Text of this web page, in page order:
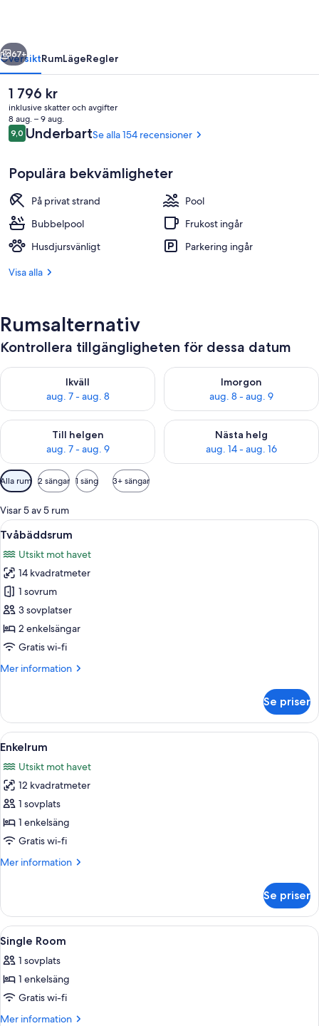
Exteriör
Nästa
67+
ÖversiktRumLägeRegler
Det
nuvarande
priset
är
1 796 kr
1 796 kr
inklusive skatter och avgifter
8 aug. – 9 aug.
Recensioner
9,09,0 av 10,
UnderbartSe alla 154 recensioner
Populära bekvämligheter
På privat strand
Pool
Bubbelpool
Frukost ingår
Husdjursvänligt
Parkering ingår
Visa alla
Rumsalternativ
Kontrollera tillgängligheten för dessa datum
Ikväll
aug. 7 - aug. 8
Kontrollera tillgängligheten för ikväll aug. 7 - aug. 8
Imorgon
aug. 8 - aug. 9
Kontrollera tillgängligheten
Till helgen
aug. 7 - aug. 9
Kontrollera tillgängligheten för den här helgen aug. 7 - aug. 9
Nästa helg
aug. 14 - aug. 16
Kontrollera tillgängligheten
Tillgängliga
filter
för
rum
Alla rum 2 sängar 1 säng 3+ sängar
Visar 5 av 5 rum
Öppna
alla
foton
för
Tvåbäddsrum
Ett hotellrum med två sängar, en
7
Tvåbäddsrum
Utsikt mot havet
14 kvadratmeter
1 sovrum
3 sovplatser
2 enkelsängar
Gratis wi-fi
Mer information
Mer
Se priser
Öppna
alla
foton
för
Enkelrum
Ett sovrum med en säng, en stol
5
Enkelrum
Utsikt mot havet
12 kvadratmeter
1 sovplats
1 enkelsäng
Gratis wi-fi
Mer information
Mer
Se priser
Öppna
alla
foton
för
Single
Room
Ett sovrum med en säng, en stol,
5
Single Room
1 sovplats
1 enkelsäng
Gratis wi-fi
Mer information
Mer